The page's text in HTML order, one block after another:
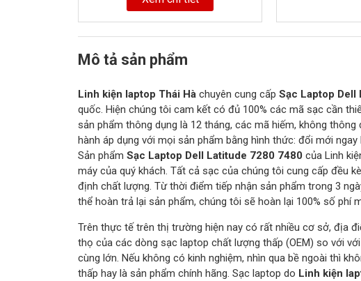
Mô tả sản phẩm
Linh kiện laptop Thái Hà chuyên cung cấp Sạc Laptop Dell
quốc. Hiện chúng tôi cam kết có đủ 100% các mã sạc cần
sản phẩm thông dụng là 12 tháng, các mã hiếm, không
hành áp dụng với mọi sản phẩm bằng hình thức: đổi mới ngay
Sản phẩm Sạc Laptop Dell Latitude 7280 7480 của Linh
máy của quý khách. Tất cả sạc của chúng tôi cung cấp đều
định chất lượng. Từ thời điểm tiếp nhận sản phẩm trong 3
thể hoàn trả lại sản phẩm, chúng tôi sẽ hoàn lại 100% số phí
Trên thực tế trên thị trường hiện nay có rất nhiều cơ sở, địa
thọ của các dòng sạc laptop chất lượng thấp (OEM) so với
cùng lớn. Nếu không có kinh nghiệm, nhìn qua bề ngoài thì
thấp hay là sản phẩm chính hãng. Sạc laptop do Linh kiện